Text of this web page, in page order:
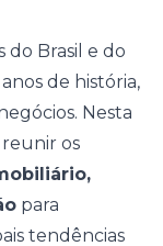
do Brasil e do
de história,
Nesta
reunir os
para
tendências